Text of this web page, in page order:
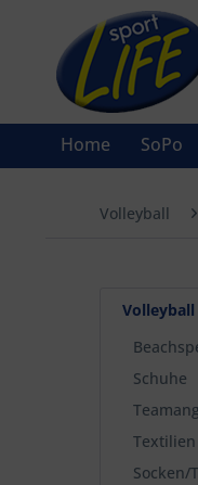
Home SoPo
Volleyball
Volleyball
Schuhe
Textilien
Socken/